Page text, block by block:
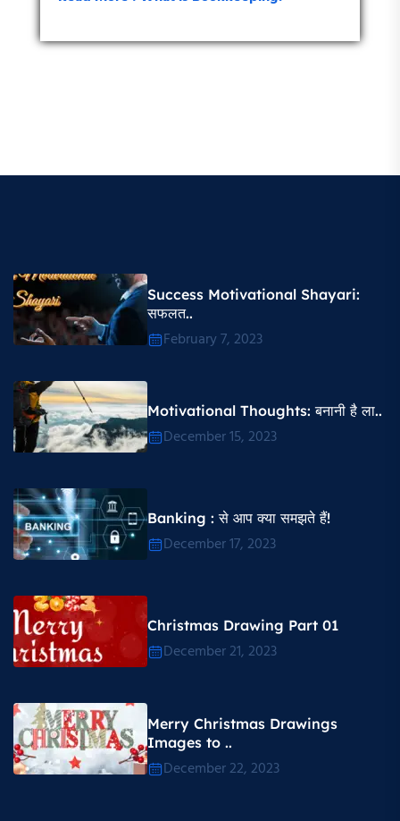
Success Motivational Shayari​:
सफलत..
February 7, 2023
Motivational Thoughts​: बनानी है ला..
December 15, 2023
Banking : से आप क्या समझते हैं!
December 17, 2023
Christmas Drawing Part 01
December 21, 2023
Merry Christmas Drawings
Images to ..
December 22, 2023